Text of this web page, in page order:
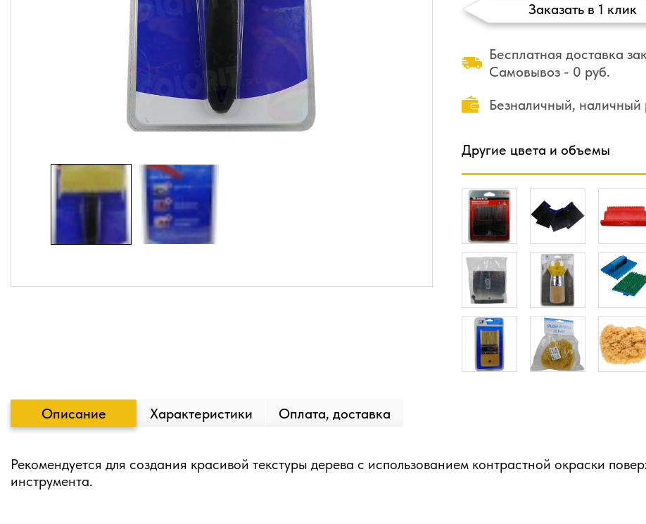
Заказать в 1 клик
Бесплатная доставка
Самовывоз - 0 руб.
Безналичный, наличный
Другие цвета и объемы
Описание Характеристики Оплата, доставка
Рекомендуется для создания красивой текстуры дерева с использованием контрастной окраски
инструмента.